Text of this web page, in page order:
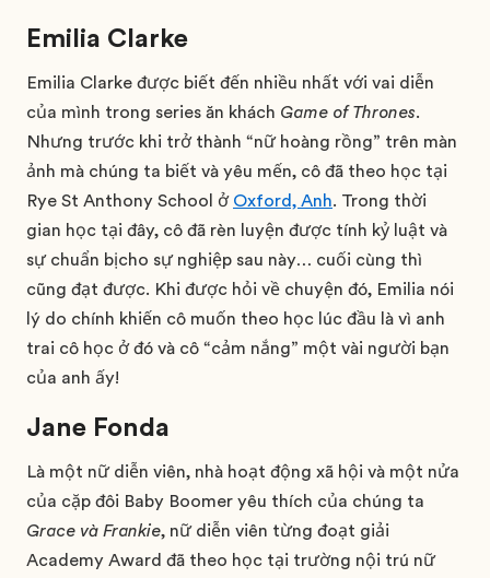
Emilia Clarke
Emilia Clarke được biết đến nhiều nhất với vai diễn
của mình trong series ăn khách Game of Thrones.
Nhưng trước khi trở thành “nữ hoàng rồng” trên màn
ảnh mà chúng ta biết và yêu mến, cô đã theo học tại
Rye St Anthony School ở Oxford, Anh. Trong thời
gian học tại đây, cô đã rèn luyện được tính kỷ luật và
sự chuẩn bị cho sự nghiệp sau này… cuối cùng thì
cũng đạt được. Khi được hỏi về chuyện đó, Emilia nói
lý do chính khiến cô muốn theo học lúc đầu là vì anh
trai cô học ở đó và cô “cảm nắng” một vài người bạn
của anh ấy!
Jane Fonda
Là một nữ diễn viên, nhà hoạt động xã hội và một nửa
của cặp đôi Baby Boomer yêu thích của chúng ta
Grace và Frankie, nữ diễn viên từng đoạt giải
Academy Award đã theo học tại trường nội trú nữ